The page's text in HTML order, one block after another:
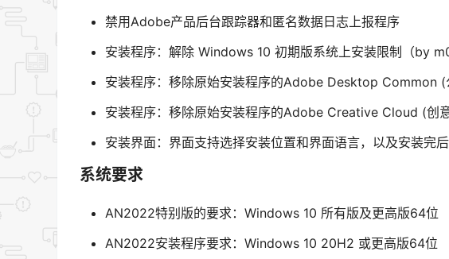
禁用Adobe产品后台跟踪器和匿名数据日志上报程序
安装程序：解除 Windows 10 初期版系统上安装限制（by
安装程序：移除原始安装程序的Adobe Desktop Common (
安装程序：移除原始安装程序的Adobe Creative Cloud (创
安装界面：界面支持选择安装位置和界面语言，以及安装完
系统要求
AN2022特别版的要求：Windows 10 所有版及更高版64位
AN2022安装程序要求：Windows 10 20H2 或更高版64位